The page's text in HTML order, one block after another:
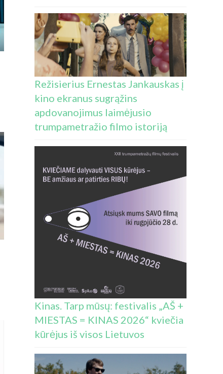
Režisierius Ernestas Jankauskas į
kino ekranus sugrąžins
apdovanojimus laimėjusio
trumpametražio filmo istoriją
Kinas. Tarp mūsų: festivalis „AŠ +
MIESTAS = KINAS 2026“ kviečia
kūrėjus iš visos Lietuvos